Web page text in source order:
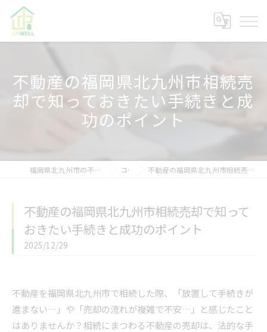
不動産の福岡県北九州市相続売
却で知っておきたい手続きと成
功のポイント
福岡県北九州市の不動産なら株式会社アップウェル コラム 不動産の福岡県北九州市相続売却で知っておきたい手続きと成功のポイント
不動産の福岡県北九州市相続売却で知って
おきたい手続きと成功のポイント
2025/12/29
不動産を福岡県北九州市で相続した際、「放置して手続きが
進まない…」や「売却の流れが複雑で不安…」と感じたこと
はありませんか？相続にまつわる不動産の売却は、法的な手